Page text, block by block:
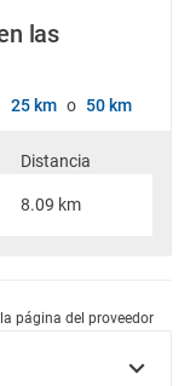
las
25 km o 50 km
Distancia
8.09 km
página del proveedor